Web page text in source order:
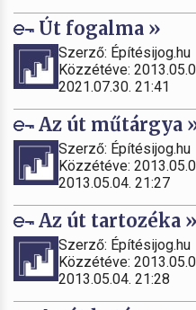
Út fogalma »
Szerző: Építésijog.hu
Közzétéve:
2021.07.30. 21:41
Az út műtárgya
Szerző: Építésijog.hu
Közzétéve:
2013.05.04. 21:27
Az út tartozéka »
Szerző: Építésijog.hu
Közzétéve:
2013.05.04. 21:28